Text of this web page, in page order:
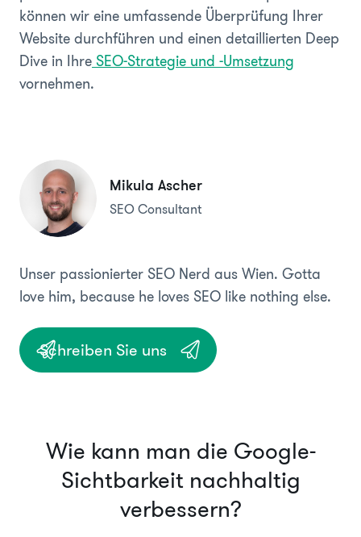
können wir eine umfassende Überprüfung Ihrer
Website durchführen und einen detaillierten Deep
Dive in Ihre SEO-Strategie und -Umsetzung
vornehmen.
Mikula Ascher
SEO Consultant
Unser passionierter SEO Nerd aus Wien. Gotta
love him, because he loves SEO like nothing else.
Schreiben Sie uns
Wie kann man die Google-
Sichtbarkeit nachhaltig
verbessern?